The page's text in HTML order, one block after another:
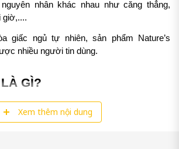
nhân khác nhau như căng thẳng,
giờ,....
giấc ngủ tự nhiên, sản phẩm Nature’s
nhiều người tin dùng.
GÌ?
sản phẩm hỗ trợ cải thiện giấc ngủ cho
niên, mất ngủ do stress hay căng thẳng
Xem thêm nội dung